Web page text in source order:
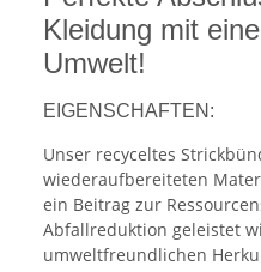
Kleidung mit
Umwelt!
EIGENSCHAFTEN:
Unser recyceltes
wiederaufbereiteten
ein Beitrag zur
Abfallreduktion geleistet
umweltfreundlichen